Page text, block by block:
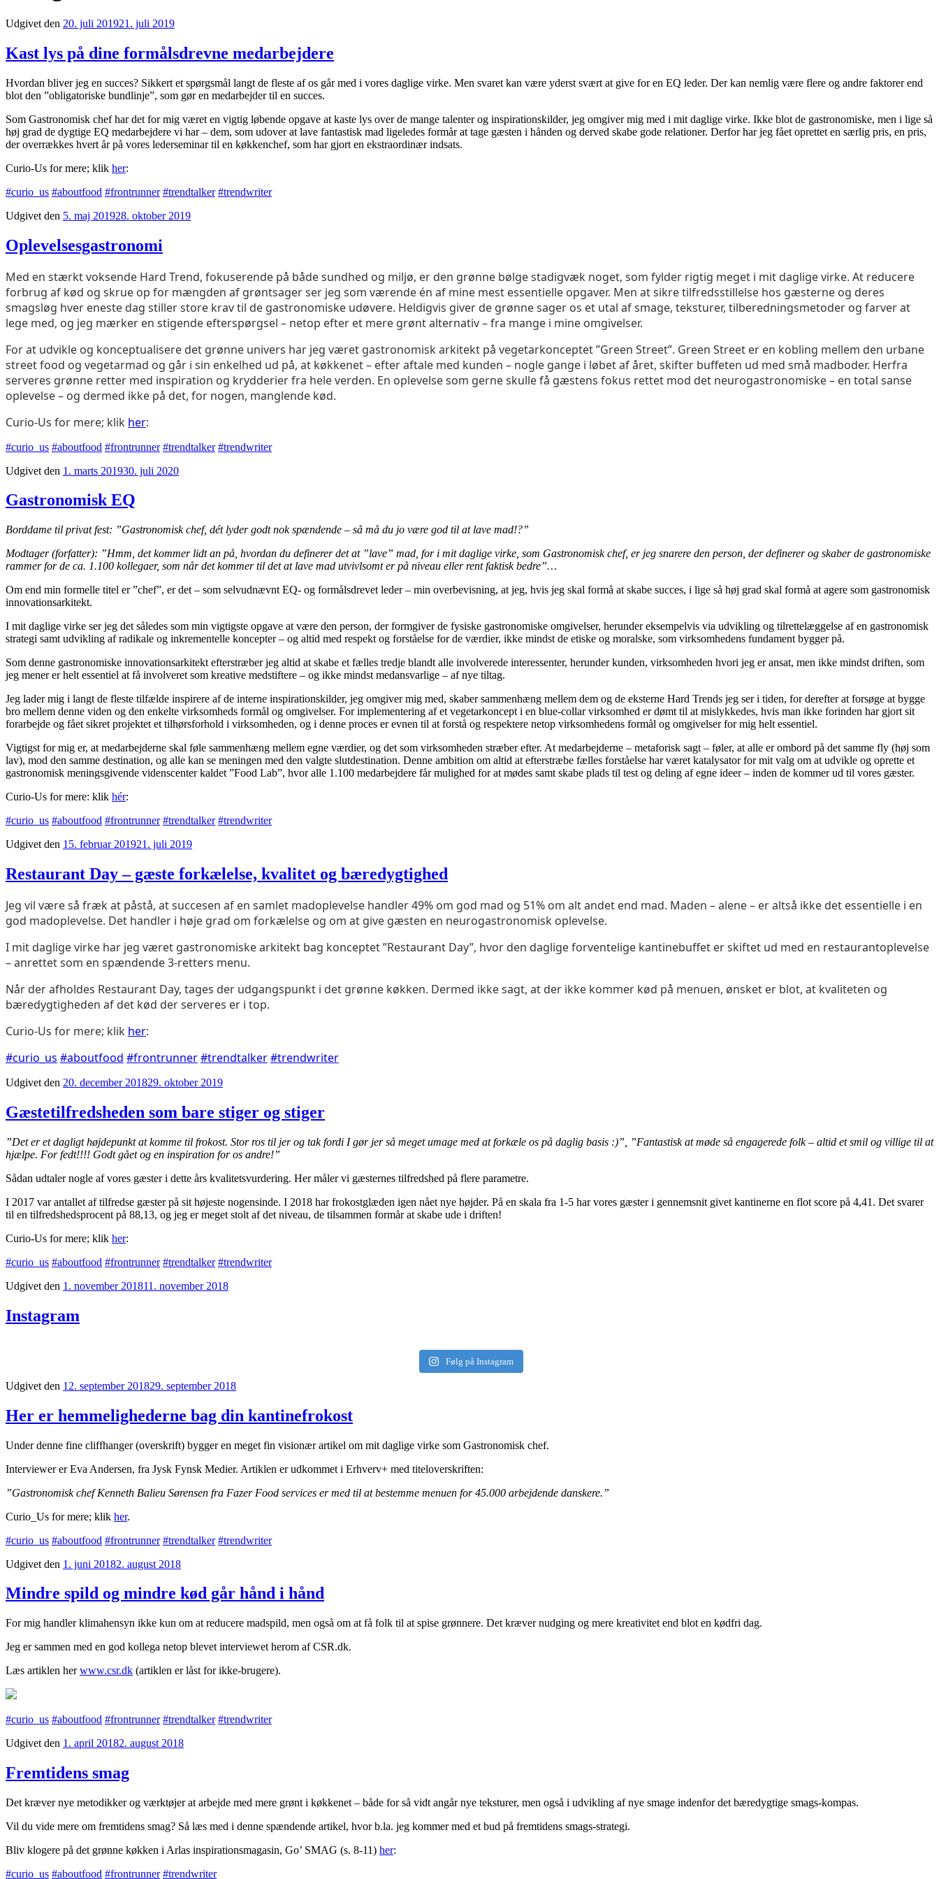
Udgivet den 20. juli 201921. juli 2019
Kast lys på dine formålsdrevne medarbejdere
Hvordan bliver jeg en succes? Sikkert et spørgsmål langt de fleste af os går med i vores daglige virke. Men svaret kan være yderst svært at give for en EQ leder. Der kan nemlig være flere og andre faktorer end
blot den ”obligatoriske bundlinje”, som gør en medarbejder til en succes.
Som Gastronomisk chef har det for mig været en vigtig løbende opgave at kaste lys over de mange talenter og inspirationskilder, jeg omgiver mig med i mit daglige virke. Ikke blot de gastronomiske, men i lige så
høj grad de dygtige EQ medarbejdere vi har – dem, som udover at lave fantastisk mad ligeledes formår at tage gæsten i hånden og derved skabe gode relationer. Derfor har jeg fået oprettet en særlig pris, en pris,
der overrækkes hvert år på vores lederseminar til en køkkenchef, som har gjort en ekstraordinær indsats.
Curio-Us for mere; klik her:
#curio_us #aboutfood #frontrunner #trendtalker #trendwriter
Udgivet den 5. maj 201928. oktober 2019
Oplevelsesgastronomi
Med en stærkt voksende Hard Trend, fokuserende på både sundhed og miljø, er den grønne bølge stadigvæk noget, som fylder rigtig meget i mit daglige virke. At reducere
forbrug af kød og skrue op for mængden af grøntsager ser jeg som værende én af mine mest essentielle opgaver. Men at sikre tilfredsstillelse hos gæsterne og deres
smagsløg hver eneste dag stiller store krav til de gastronomiske udøvere. Heldigvis giver de grønne sager os et utal af smage, teksturer, tilberedningsmetoder og farver at
lege med, og jeg mærker en stigende efterspørgsel – netop efter et mere grønt alternativ – fra mange i mine omgivelser.
For at udvikle og konceptualisere det grønne univers har jeg været gastronomisk arkitekt på vegetarkonceptet ”Green Street”. Green Street er en kobling mellem den urbane
street food og vegetarmad og går i sin enkelhed ud på, at køkkenet – efter aftale med kunden – nogle gange i løbet af året, skifter buffeten ud med små madboder. Herfra
serveres grønne retter med inspiration og krydderier fra hele verden. En oplevelse som gerne skulle få gæstens fokus rettet mod det neurogastronomiske – en total sanse
oplevelse – og dermed ikke på det, for nogen, manglende kød.
Curio-Us for mere; klik her:
#curio_us #aboutfood #frontrunner #trendtalker #trendwriter
Udgivet den 1. marts 201930. juli 2020
Gastronomisk EQ
Borddame til privat fest: ”Gastronomisk chef, dét lyder godt nok spændende – så må du jo være god til at lave mad!?”
Modtager (forfatter): ”Hmm, det kommer lidt an på, hvordan du definerer det at ”lave” mad, for i mit daglige virke, som Gastronomisk chef, er jeg snarere den person, der definerer og skaber de gastronomiske
rammer for de ca. 1.100 kollegaer, som når det kommer til det at lave mad utvivlsomt er på niveau eller rent faktisk bedre”…
Om end min formelle titel er ”chef”, er det – som selvudnævnt EQ- og formålsdrevet leder – min overbevisning, at jeg, hvis jeg skal formå at skabe succes, i lige så høj grad skal formå at agere som gastronomisk
innovationsarkitekt.
I mit daglige virke ser jeg det således som min vigtigste opgave at være den person, der formgiver de fysiske gastronomiske omgivelser, herunder eksempelvis via udvikling og tilrettelæggelse af en gastronomisk
strategi samt udvikling af radikale og inkrementelle koncepter – og altid med respekt og forståelse for de værdier, ikke mindst de etiske og moralske, som virksomhedens fundament bygger på.
Som denne gastronomiske innovationsarkitekt efterstræber jeg altid at skabe et fælles tredje blandt alle involverede interessenter, herunder kunden, virksomheden hvori jeg er ansat, men ikke mindst driften, som
jeg mener er helt essentiel at få involveret som kreative medstiftere – og ikke mindst medansvarlige – af nye tiltag.
Jeg lader mig i langt de fleste tilfælde inspirere af de interne inspirationskilder, jeg omgiver mig med, skaber sammenhæng mellem dem og de eksterne Hard Trends jeg ser i tiden, for derefter at forsøge at bygge
bro mellem denne viden og den enkelte virksomheds formål og omgivelser. For implementering af et vegetarkoncept i en blue-collar virksomhed er dømt til at mislykkedes, hvis man ikke forinden har gjort sit
forarbejde og fået sikret projektet et tilhørsforhold i virksomheden, og i denne proces er evnen til at forstå og respektere netop virksomhedens formål og omgivelser for mig helt essentiel.
Vigtigst for mig er, at medarbejderne skal føle sammenhæng mellem egne værdier, og det som virksomheden stræber efter. At medarbejderne – metaforisk sagt – føler, at alle er ombord på det samme fly (høj som
lav), mod den samme destination, og alle kan se meningen med den valgte slutdestination. Denne ambition om altid at efterstræbe fælles forståelse har været katalysator for mit valg om at udvikle og oprette et
gastronomisk meningsgivende videnscenter kaldet ”Food Lab”, hvor alle 1.100 medarbejdere får mulighed for at mødes samt skabe plads til test og deling af egne ideer – inden de kommer ud til vores gæster.
Curio-Us for mere: klik hér:
#curio_us #aboutfood #frontrunner #trendtalker #trendwriter
Udgivet den 15. februar 201921. juli 2019
Restaurant Day – gæste forkælelse, kvalitet og bæredygtighed
Jeg vil være så fræk at påstå, at succesen af en samlet madoplevelse handler 49% om god mad og 51% om alt andet end mad. Maden – alene – er altså ikke det essentielle i en
god madoplevelse. Det handler i høje grad om forkælelse og om at give gæsten en neurogastronomisk oplevelse.
I mit daglige virke har jeg været gastronomiske arkitekt bag konceptet ”Restaurant Day”, hvor den daglige forventelige kantinebuffet er skiftet ud med en restaurantoplevelse
– anrettet som en spændende 3-retters menu.
Når der afholdes Restaurant Day, tages der udgangspunkt i det grønne køkken. Dermed ikke sagt, at der ikke kommer kød på menuen, ønsket er blot, at kvaliteten og
bæredygtigheden af det kød der serveres er i top.
Curio-Us for mere; klik her:
#curio_us #aboutfood #frontrunner#trendtalker#trendwriter
Udgivet den 20. december 201829. oktober 2019
Gæstetilfredsheden som bare stiger og stiger
”Det er et dagligt højdepunkt at komme til frokost. Stor ros til jer og tak fordi I gør jer så meget umage med at forkæle os på daglig basis :)”, ”Fantastisk at møde så engagerede folk – altid et smil og villige til at
hjælpe. For fedt!!!! Godt gået og en inspiration for os andre!”
Sådan udtaler nogle af vores gæster i dette års kvalitetsvurdering. Her måler vi gæsternes tilfredshed på flere parametre.
I 2017 var antallet af tilfredse gæster på sit højeste nogensinde. I 2018 har frokostglæden igen nået nye højder. På en skala fra 1-5 har vores gæster i gennemsnit givet kantinerne en flot score på 4,41. Det svarer
til en tilfredshedsprocent på 88,13, og jeg er meget stolt af det niveau, de tilsammen formår at skabe ude i driften!
Curio-Us for mere; klik her:
#curio_us #aboutfood #frontrunner #trendtalker #trendwriter
Udgivet den 1. november 201811. november 2018
Instagram
Følg på Instagram
Udgivet den 12. september 201829. september 2018
Her er hemmelighederne bag din kantinefrokost
Under denne fine cliffhanger (overskrift) bygger en meget fin visionær artikel om mit daglige virke som Gastronomisk chef.
Interviewer er Eva Andersen, fra Jysk Fynsk Medier. Artiklen er udkommet i Erhverv+ med titeloverskriften:
”Gastronomisk chef Kenneth Balieu Sørensen fra Fazer Food services er med til at bestemme menuen for 45.000 arbejdende danskere.”
Curio_Us for mere; klik her.
#curio_us #aboutfood #frontrunner #trendtalker #trendwriter
Udgivet den 1. juni 20182. august 2018
Mindre spild og mindre kød går hånd i hånd
For mig handler klimahensyn ikke kun om at reducere madspild, men også om at få folk til at spise grønnere. Det kræver nudging og mere kreativitet end blot en kødfri dag.
Jeg er sammen med en god kollega netop blevet interviewet herom af CSR.dk.
Læs artiklen herwww.csr.dk (artiklen er låst for ikke-brugere).
#curio_us #aboutfood #frontrunner #trendtalker #trendwriter
Udgivet den 1. april 20182. august 2018
Fremtidens smag
Det kræver nye metodikker og værktøjer at arbejde med mere grønt i køkkenet – både for så vidt angår nye teksturer, men også i udvikling af nye smage indenfor det bæredygtige smags-kompas.
Vil du vide mere om fremtidens smag? Så læs med i denne spændende artikel, hvor b.la. jeg kommer med et bud på fremtidens smags-strategi.
Bliv klogere på det grønne køkken i Arlas inspirationsmagasin, Go’ SMAG (s. 8-11) her:
#curio_us #aboutfood #frontrunner #trendwriter